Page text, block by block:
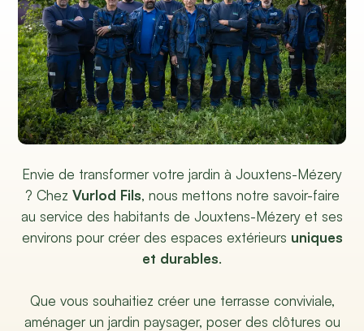
Envie de transformer votre jardin à Jouxtens-Mézery
? Chez Vurlod Fils, nous mettons notre savoir-faire
au service des habitants de Jouxtens-Mézery et ses
environs pour créer des espaces extérieurs uniques
et durables.
Que vous souhaitiez créer une terrasse conviviale,
aménager un jardin paysager, poser des clôtures ou